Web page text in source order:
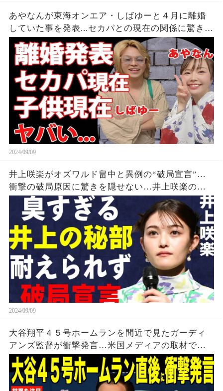
あやなんが東海オンエア・しばゆーと４月に離婚
していた事を発表...セカパとの現在の関係に驚きを
隠せない...『しばゆー＆あやなん』夫婦の精神崩壊
した現在がヤバい...
2024/09/09
井上咲楽がオズワルド畠中と異例の“破局宣言”…
衝撃の破局原因に驚きを隠せない…井上咲楽の介
護生活の真相
2024/09/09
大谷翔平４５号ホームランを間近で見たガーディ
アンズ監督が衝撃発言…米国メディアの取材で明
らかとなったロバーツ監督の「５０-５０」記録に
ついてが話題【海外の反応 MLBメジャー 野球】